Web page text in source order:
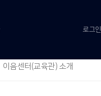
로그인
이음센터(교육관) 소개